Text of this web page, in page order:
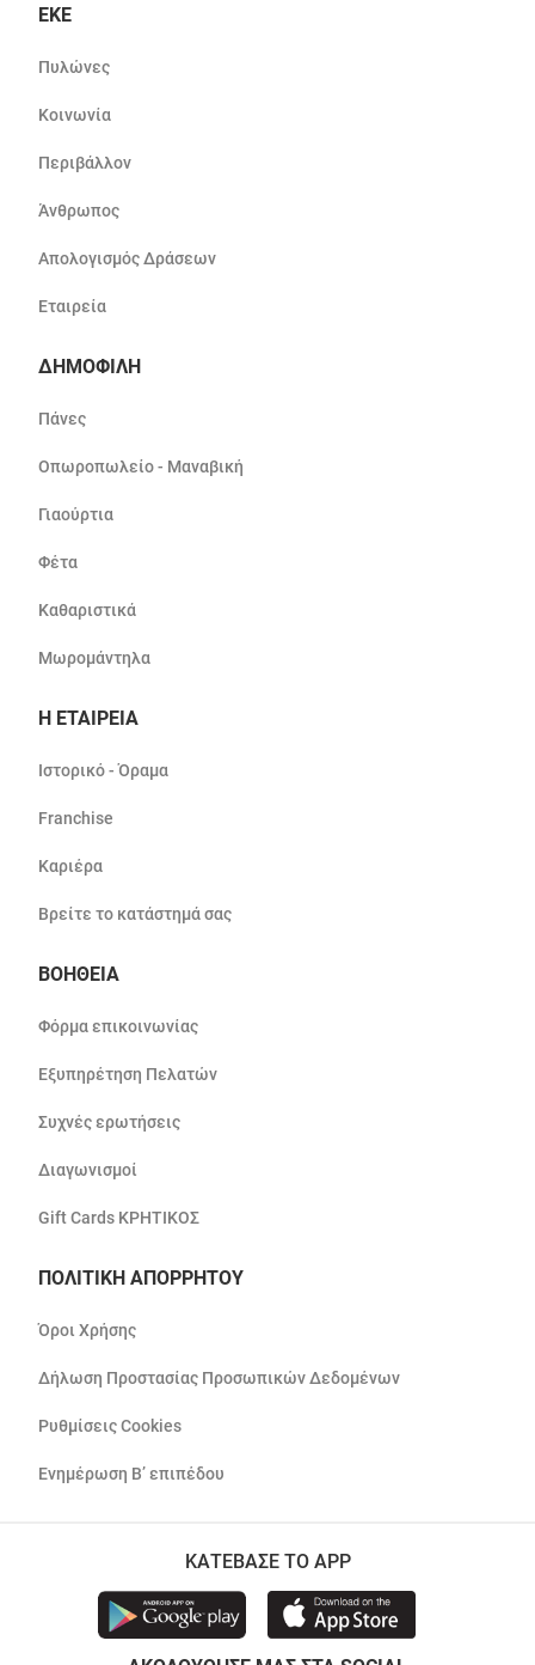
ΕΚΕ
Πυλώνες
Κοινωνία
Περιβάλλον
Άνθρωπος
Απολογισμός Δράσεων
Εταιρεία
ΔΗΜΟΦΙΛΗ
Πάνες
Οπωροπωλείο - Μαναβική
Γιαούρτια
Φέτα
Καθαριστικά
Μωρομάντηλα
Η ΕΤΑΙΡΕΙΑ
Ιστορικό - Όραμα
Franchise
Καριέρα
Βρείτε το κατάστημά σας
ΒΟΗΘΕΙΑ
Φόρμα επικοινωνίας
Εξυπηρέτηση Πελατών
Συχνές ερωτήσεις
Διαγωνισμοί
Gift Cards ΚΡΗΤΙΚΟΣ
ΠΟΛΙΤΙΚΗ ΑΠΟΡΡΗΤΟΥ
Όροι Χρήσης
Δήλωση Προστασίας Προσωπικών Δεδομένων
Ρυθμίσεις Cookies
Ενημέρωση Β’ επιπέδου
ΚΑΤΕΒΑΣΕ ΤΟ APP